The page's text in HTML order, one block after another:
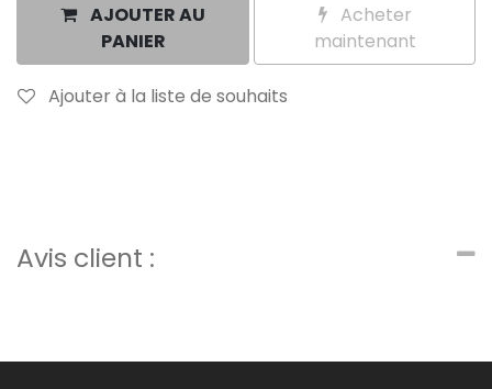
AJOUTER AU
PANIER
Acheter
maintenant
Ajouter à la liste de souhaits
Avis client :